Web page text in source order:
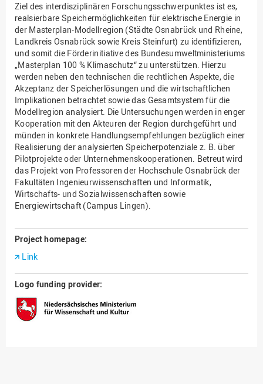
Ziel des interdisziplinären Forschungsschwerpunktes ist es,
realsierbare Speichermöglichkeiten für elektrische Energie in
der Masterplan-Modellregion (Städte Osnabrück und Rheine,
Landkreis Osnabrück sowie Kreis Steinfurt) zu identifizieren,
und somit die Förderinitiative des Bundesumweltministeriums
„Masterplan 100 % Klimaschutz“ zu unterstützen. Hierzu
werden neben den technischen die rechtlichen Aspekte, die
Akzeptanz der Speicherlösungen und die wirtschaftlichen
Implikationen betrachtet sowie das Gesamtsystem für die
Modellregion analysiert. Die Untersuchungen werden in enger
Kooperation mit den Akteuren der Region durchgeführt und
münden in konkrete Handlungsempfehlungen bezüglich einer
Realisierung der analysierten Speicherpotenziale z. B. über
Pilotprojekte oder Unternehmenskooperationen. Betreut wird
das Projekt von Professoren der Hochschule Osnabrück der
Fakultäten Ingenieurwissenschaften und Informatik,
Wirtschafts- und Sozialwissenschaften sowie
Energiewirtschaft (Campus Lingen).
Project homepage:
Link
Logo funding provider: